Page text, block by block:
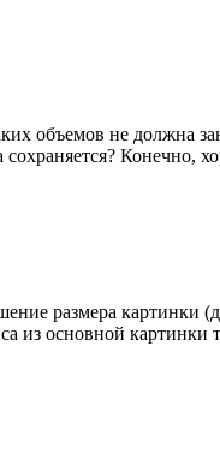
объемов не должна
Конечно,
размера картинки
из основной картинки